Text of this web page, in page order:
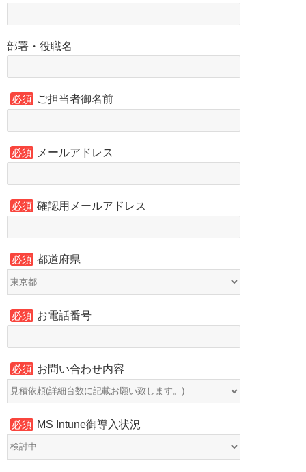
部署・役職名
必須 ご担当者御名前
必須 メールアドレス
必須 確認用メールアドレス
必須 都道府県
必須 お電話番号
必須 お問い合わせ内容
必須 MS Intune御導入状況